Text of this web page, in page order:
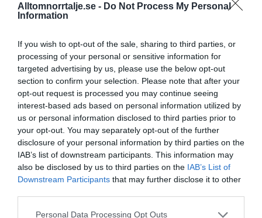
Alltomnorrtalje.se - Do Not Process My Personal
Information
If you wish to opt-out of the sale, sharing to third parties, or
processing of your personal or sensitive information for
targeted advertising by us, please use the below opt-out
section to confirm your selection. Please note that after your
opt-out request is processed you may continue seeing
interest-based ads based on personal information utilized by
us or personal information disclosed to third parties prior to
your opt-out. You may separately opt-out of the further
disclosure of your personal information by third parties on the
IAB’s list of downstream participants. This information may
also be disclosed by us to third parties on the IAB’s List of
Downstream Participants that may further disclose it to other
Personal Data Processing Opt Outs